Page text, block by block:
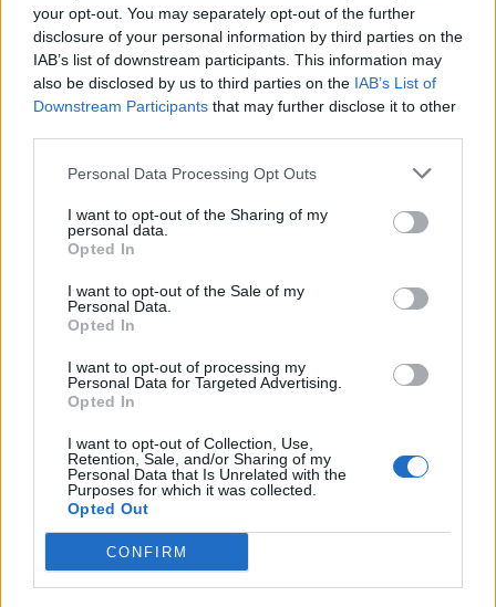
your opt-out. You may separately opt-out of the further
disclosure of your personal information by third parties on the
IAB’s list of downstream participants. This information may
also be disclosed by us to third parties on the IAB’s List of
Downstream Participants that may further disclose it to other
Personal Data Processing Opt Outs
I want to opt-out of the Sharing of my
personal data.
Opted In
I want to opt-out of the Sale of my
Personal Data.
Opted In
I want to opt-out of processing my
Personal Data for Targeted Advertising.
Opted In
I want to opt-out of Collection, Use,
Retention, Sale, and/or Sharing of my
Personal Data that Is Unrelated with the
Purposes for which it was collected.
Opted Out
CONFIRM